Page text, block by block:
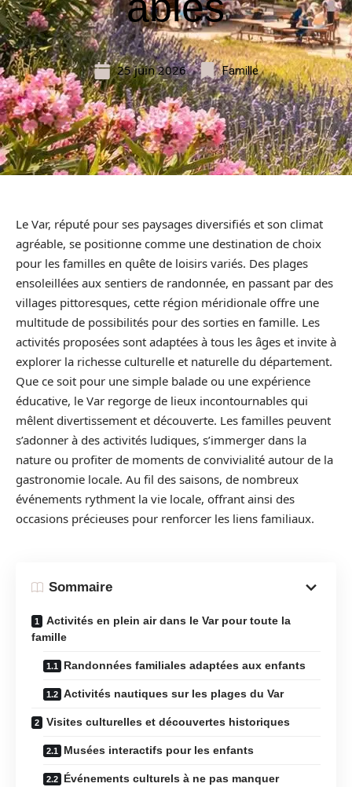
25 juin 2026 Famille
Le Var, réputé pour ses paysages diversifiés et son climat
agréable, se positionne comme une destination de choix
pour les familles en quête de loisirs variés. Des plages
ensoleillées aux sentiers de randonnée, en passant par des
villages pittoresques, cette région méridionale offre une
multitude de possibilités pour des sorties en famille. Les
activités proposées sont adaptées à tous les âges et invite à
explorer la richesse culturelle et naturelle du département.
Que ce soit pour une simple balade ou une expérience
éducative, le Var regorge de lieux incontournables qui
mêlent divertissement et découverte. Les familles peuvent
s’adonner à des activités ludiques, s’immerger dans la
nature ou profiter de moments de convivialité autour de la
gastronomie locale. Au fil des saisons, de nombreux
événements rythment la vie locale, offrant ainsi des
occasions précieuses pour renforcer les liens familiaux.
Sommaire
Activités en plein air dans le Var pour toute la
famille
Randonnées familiales adaptées aux enfants
Activités nautiques sur les plages du Var
Visites culturelles et découvertes historiques
Musées interactifs pour les enfants
Événements culturels à ne pas manquer